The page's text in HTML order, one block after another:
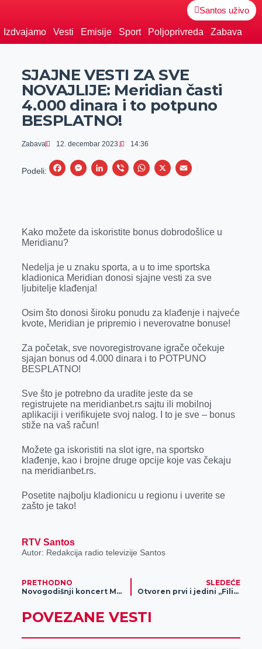
Santos uživo
Izdvajamo Vesti Emisije Sport Poljoprivreda Zabava
SJAJNE VESTI ZA SVE
NOVAJLIJE: Meridian časti
4.000 dinara i to potpuno
BESPLATNO!
Zabava 12. decembar 2023. 14:36
Podeli:
F
b
o
k
M
e
g
e
L
e
I
n
V
r
W
s
p
p
X
E
l
Kako možete da iskoristite bonus dobrodošlice u
Meridianu?
Nedelja je u znaku sporta, a u to ime sportska
kladionica Meridian donosi sjajne vesti za sve
ljubitelje klađenja!
Osim što donosi široku ponudu za klađenje i najveće
kvote, Meridian je pripremio i neverovatne bonuse!
Za početak, sve novoregistrovane igrače očekuje
sjajan bonus od 4.000 dinara i to POTPUNO
BESPLATNO!
Sve što je potrebno da uradite jeste da se
registrujete na meridianbet.rs sajtu ili mobilnoj
aplikaciji i verifikujete svoj nalog. I to je sve – bonus
stiže na vaš račun!
Možete ga iskoristiti na slot igre, na sportsko
klađenje, kao i brojne druge opcije koje vas čekaju
na meridianbet.rs.
Posetite najbolju kladionicu u regionu i uverite se
zašto je tako!
RTV Santos
Autor: Redakcija radio televizije Santos
PRETHODNO
Novogodišnji koncert Muzičke škole „Josif Marinković“
SLEDEĆE
Otvoren prvi i jedini „Filija face fitness studio“ u Zrenjaninu
POVEZANE VESTI